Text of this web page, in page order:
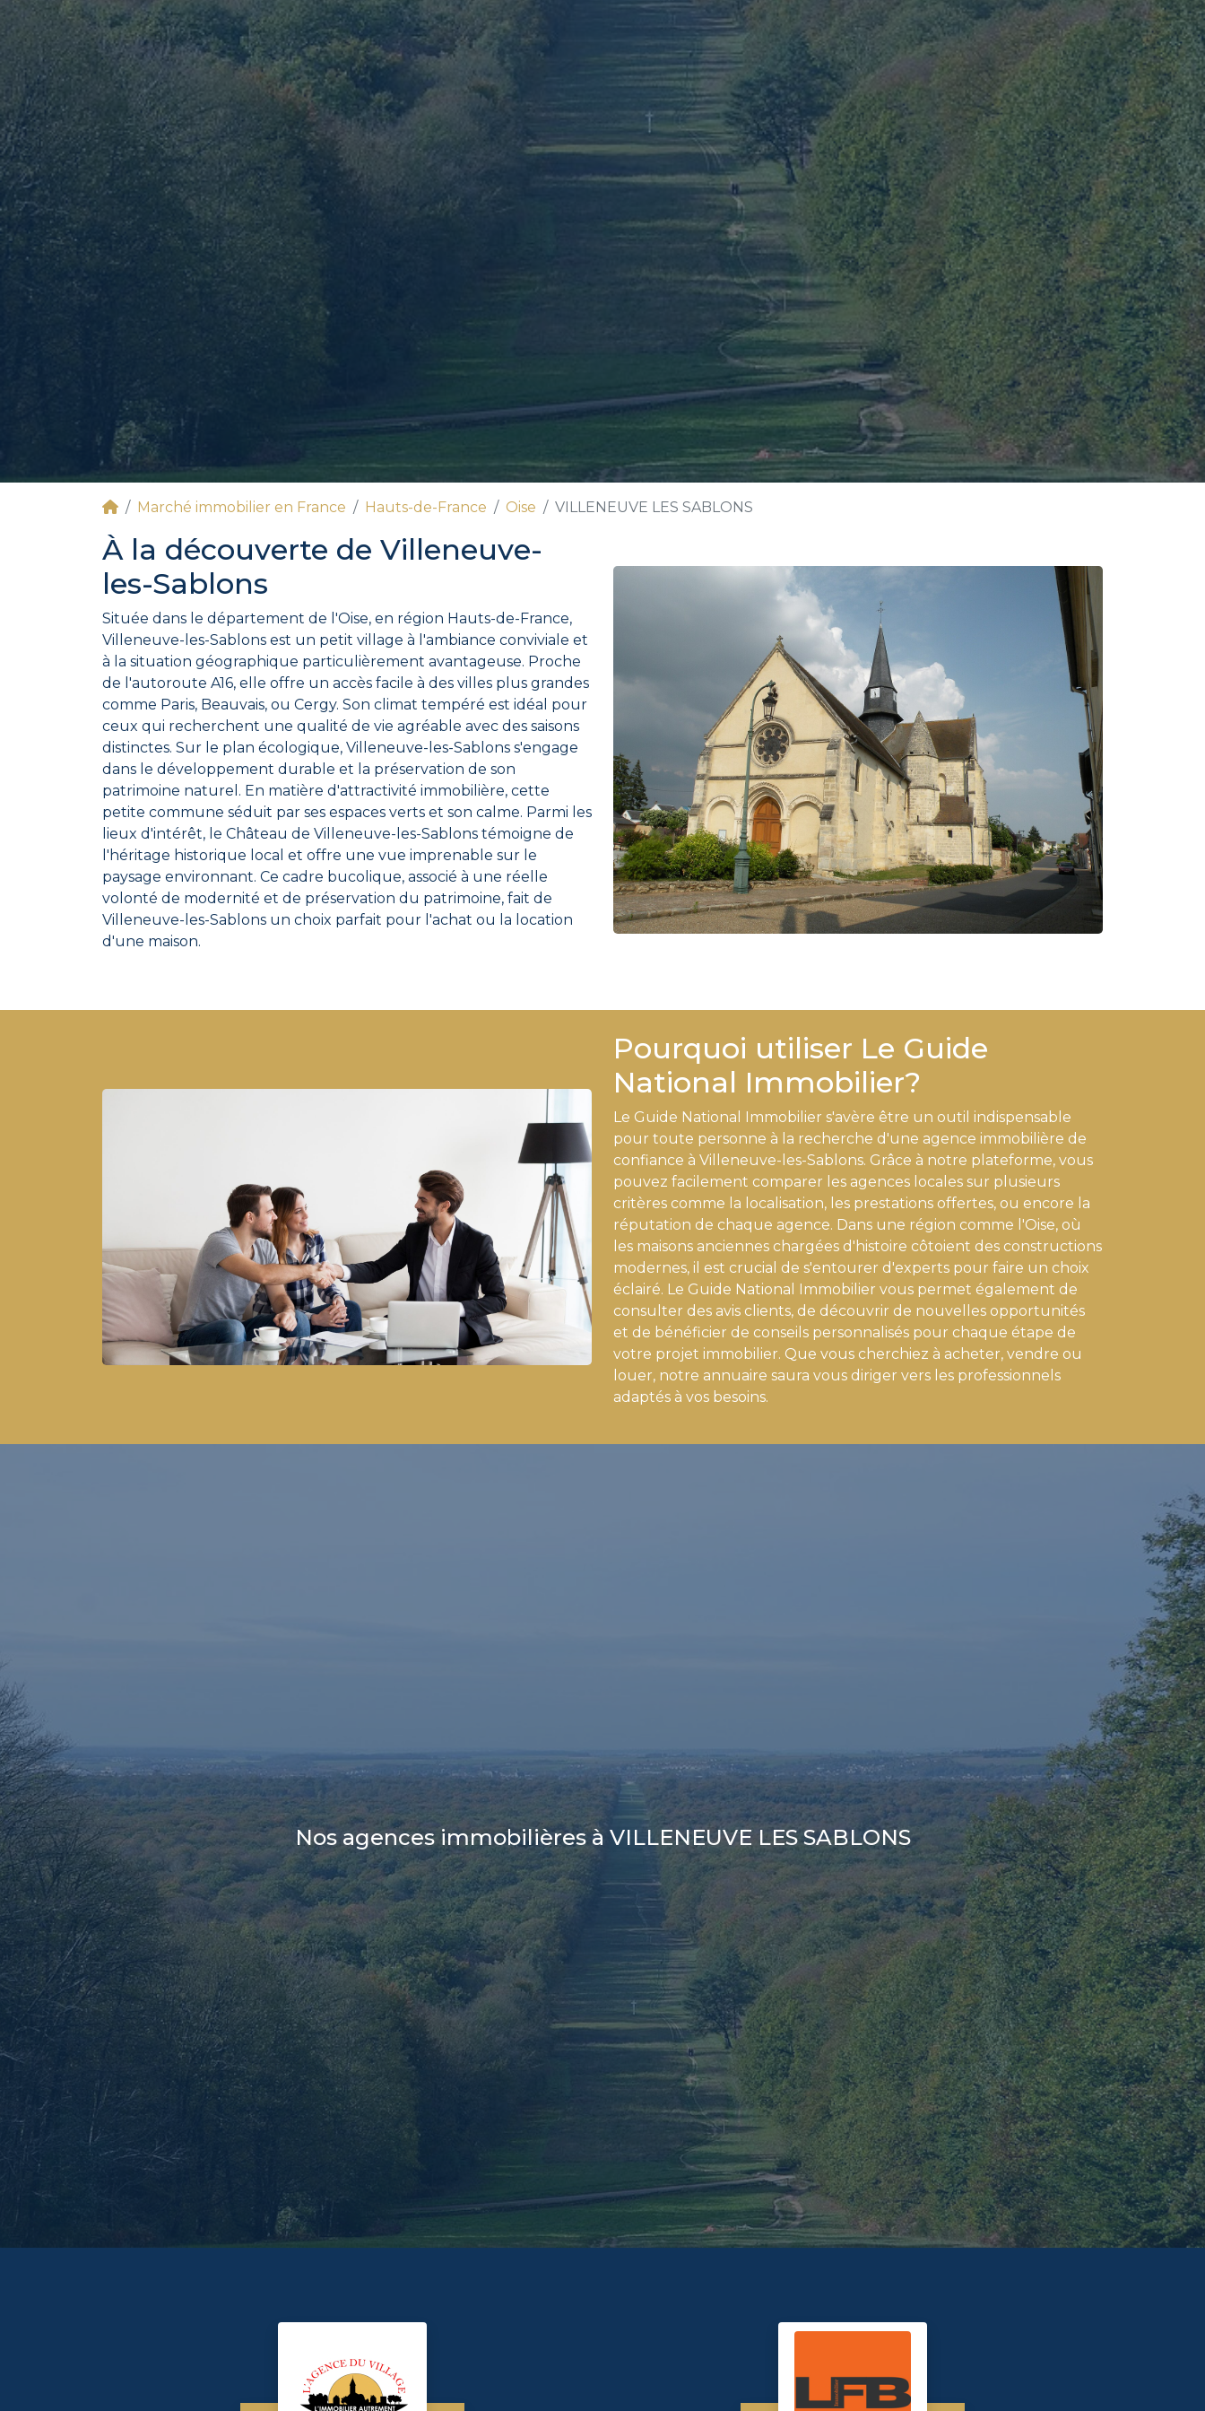
Marché immobilier en France Hauts-de-France Oise VILLENEUVE LES SABLONS
À la découverte de Villeneuve-
les-Sablons
Située dans le département de l'Oise, en région Hauts-de-France,
Villeneuve-les-Sablons est un petit village à l'ambiance conviviale et
à la situation géographique particulièrement avantageuse. Proche
de l'autoroute A16, elle offre un accès facile à des villes plus grandes
comme Paris, Beauvais, ou Cergy. Son climat tempéré est idéal pour
ceux qui recherchent une qualité de vie agréable avec des saisons
distinctes. Sur le plan écologique, Villeneuve-les-Sablons s'engage
dans le développement durable et la préservation de son
patrimoine naturel. En matière d'attractivité immobilière, cette
petite commune séduit par ses espaces verts et son calme. Parmi les
lieux d'intérêt, le Château de Villeneuve-les-Sablons témoigne de
l'héritage historique local et offre une vue imprenable sur le
paysage environnant. Ce cadre bucolique, associé à une réelle
volonté de modernité et de préservation du patrimoine, fait de
Villeneuve-les-Sablons un choix parfait pour l'achat ou la location
d'une maison.
Pourquoi utiliser Le Guide
National Immobilier?
Le Guide National Immobilier s'avère être un outil indispensable
pour toute personne à la recherche d'une agence immobilière de
confiance à Villeneuve-les-Sablons. Grâce à notre plateforme, vous
pouvez facilement comparer les agences locales sur plusieurs
critères comme la localisation, les prestations offertes, ou encore la
réputation de chaque agence. Dans une région comme l'Oise, où
les maisons anciennes chargées d'histoire côtoient des constructions
modernes, il est crucial de s'entourer d'experts pour faire un choix
éclairé. Le Guide National Immobilier vous permet également de
consulter des avis clients, de découvrir de nouvelles opportunités
et de bénéficier de conseils personnalisés pour chaque étape de
votre projet immobilier. Que vous cherchiez à acheter, vendre ou
louer, notre annuaire saura vous diriger vers les professionnels
adaptés à vos besoins.
Nos agences immobilières à VILLENEUVE LES SABLONS